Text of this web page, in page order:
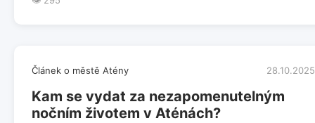
Článek o městě Atény 28.10.2025
Kam se vydat za nezapomenutelným
nočním životem v Aténách?